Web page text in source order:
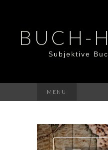
BUCH-
Subjektive
MENU